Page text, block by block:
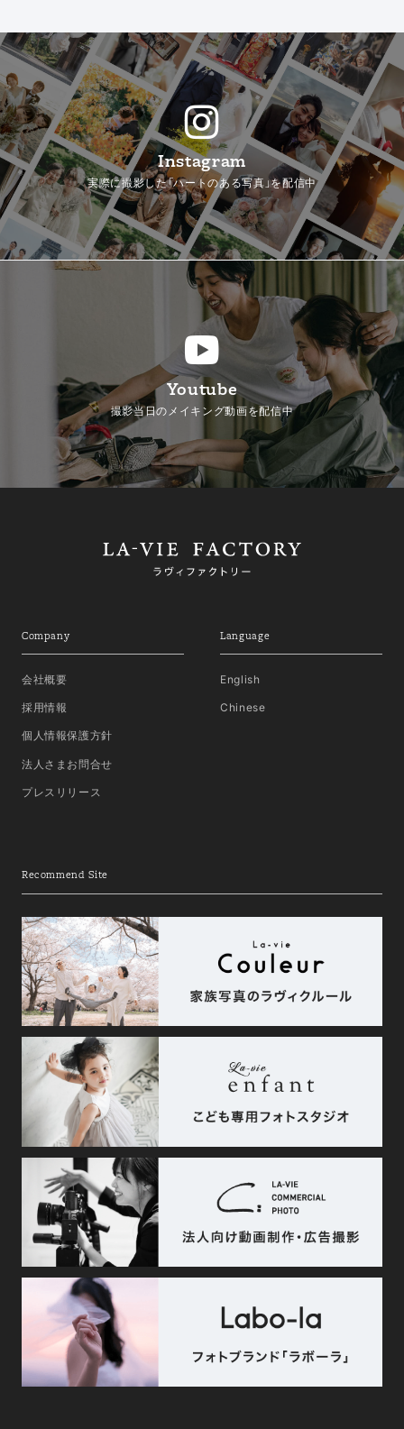
Instagram
実際に撮影した「ハートのある写真」を配信中
Youtube
撮影当日のメイキング動画を配信中
Company
会社概要
採用情報
個人情報保護方針
法人さまお問合せ
プレスリリース
Language
English
Chinese
Recommend Site